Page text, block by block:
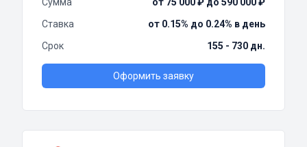
Ставка
от 0.15% до 0.24% в день
Срок
155 - 730 дн.
Оформить заявку